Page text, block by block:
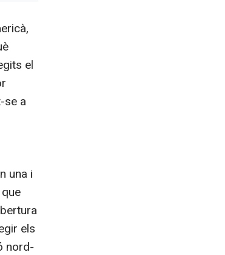
el
se a
una i
els
nord-